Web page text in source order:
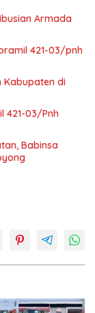
Armada
421-03/pnh
Kabupaten di
421-03/Pnh
Babinsa